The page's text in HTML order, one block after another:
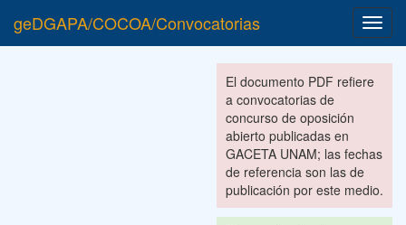
geDGAPA/COCOA/Convocatorias
El documento PDF refiere
a convocatorias de
concurso de oposición
abierto publicadas en
GACETA UNAM; las fechas
de referencia son las de
publicación por este medio.